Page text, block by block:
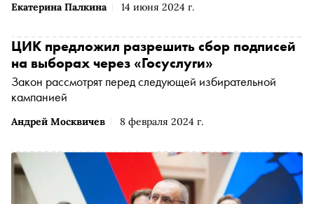
Екатерина Палкина 14 июня 2024 г.
Андрей Москвичев 8 февраля 2024 г.
ЦИК предложил разрешить сбор подписей
на выборах через «Госуслуги»
Закон рассмотрят перед следующей избирательной
кампанией